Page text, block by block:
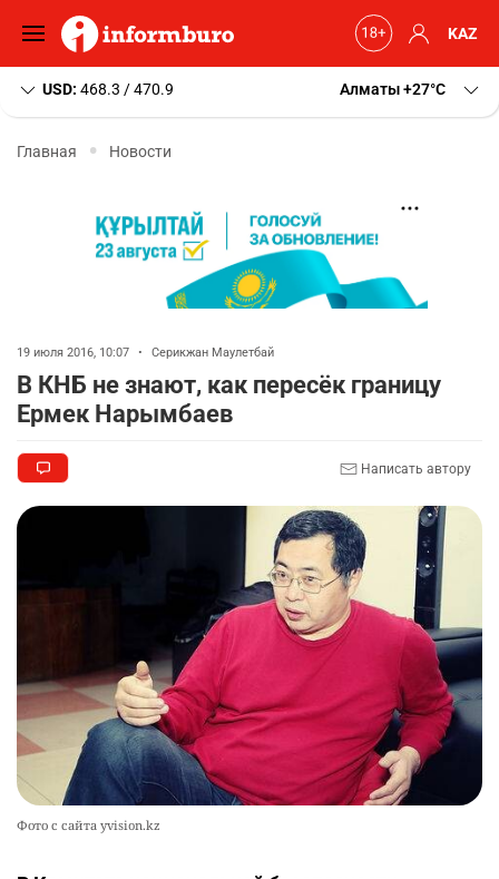
KAZ
USD: 468.3 / 470.9 Алматы+27 C
Главная Новости
19 июля 2016, 10:07 • Серикжан Маулетбай
В КНБ не знают, как пересёк границу
Ермек Нарымбаев
Написать автору
Фото с сайта yvision.kz